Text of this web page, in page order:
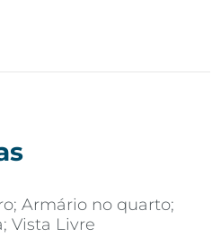
Armário no quarto;
Vista Livre